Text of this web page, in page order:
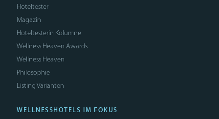
Hoteltester
Magazin
Hoteltesterin Kolumne
Wellness Heaven Awards
Wellness Heaven
Philosophie
Listing Varianten
WELLNESSHOTELS IM FOKUS